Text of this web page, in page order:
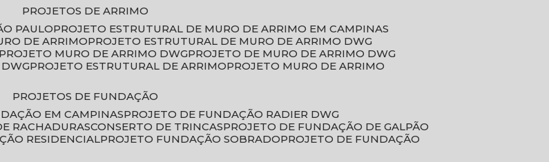
PROJETOS DE ARRIMO
PAULO
PROJETO ESTRUTURAL DE MURO DE ARRIMO EM CAMPINAS
DE ARRIMO
PROJETO ESTRUTURAL DE MURO DE ARRIMO DWG
PROJETO MURO DE ARRIMO DWG
PROJETO DE MURO DE ARRIMO DWG
PROJETO ESTRUTURAL DE ARRIMO
PROJETO MURO DE ARRIMO
PROJETOS DE FUNDAÇÃO
EM CAMPINAS
PROJETO DE FUNDAÇÃO RADIER DWG
RACHADURAS CONSERTO DE TRINCAS
PROJETO DE FUNDAÇÃO DE GALPÃO
RESIDENCIAL PROJETO FUNDAÇÃO SOBRADO
PROJETO DE FUNDAÇÃO